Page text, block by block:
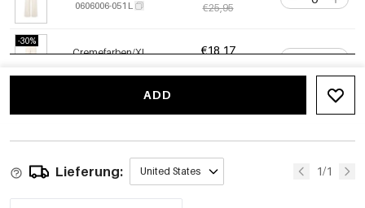
0606006-051 L €25,95
-30%
Cremefarben/XL €18,17
€25,95
Hellblau/S
0606006-271 S €25,95
ADD
Lieferung: United States 1/1